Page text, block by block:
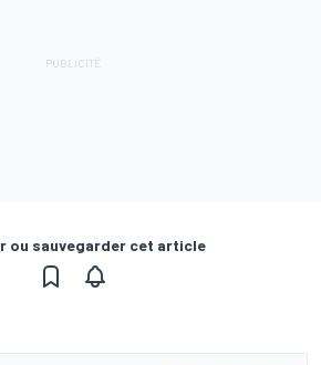
ou sauvegarder cet article